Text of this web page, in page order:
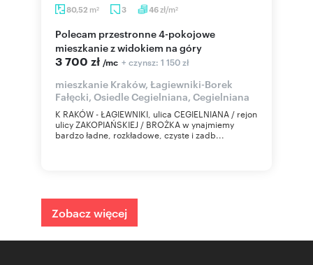
80,52 m2 3 46zł/m2
Polecam przestronne 4-pokojowe
mieszkanie z widokiem na góry
3 700 zł /mc + czynsz: 1 150 zł
mieszkanie Kraków, Łagiewniki-Borek
Fałęcki, Osiedle Cegielniana, Cegielniana
K RAKÓW - ŁAGIEWNIKI, ulica CEGIELNIANA / rejon
ulicy ZAKOPIAŃSKIEJ / BROŻKA w ynajmiemy
bardzo ładne, rozkładowe, czyste i zadb...
Zobacz więcej